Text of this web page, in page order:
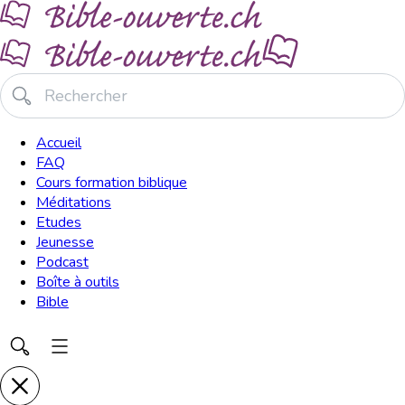
Accueil
FAQ
Cours formation biblique
Méditations
Etudes
Jeunesse
Podcast
Boîte à outils
Bible